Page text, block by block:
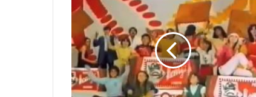
o
t
a
l
g
i